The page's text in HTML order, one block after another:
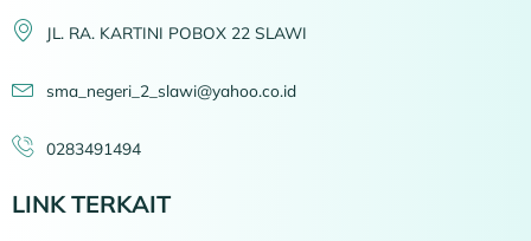
JL. RA. KARTINI POBOX 22 SLAWI
sma_negeri_2_slawi@yahoo.co.id
0283491494
LINK TERKAIT